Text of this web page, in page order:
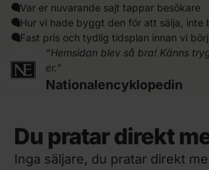
Var er nuvarande sajt tappar besökare
Hur vi hade byggt den för att sälja, inte
Fast pris och tydlig tidsplan innan vi
“Hemsidan blev så bra! Känns
er.”
Nationalencyklopedin
Du pratar direkt
Inga säljare, du pratar direkt